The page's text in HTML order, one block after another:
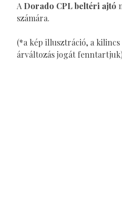
A Dorado CPL beltéri ajtó
számára.
(*a kép illusztráció, a
árváltozás jogát